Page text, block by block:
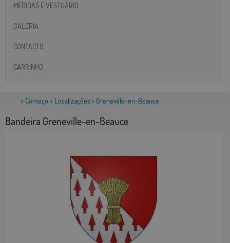
MEDIDAS E VESTUÁRIO
GALERIA
CONTACTO
CARRINHO
> Começo > Localizações> Greneville-en-Beauce
Bandeira Greneville-en-Beauce